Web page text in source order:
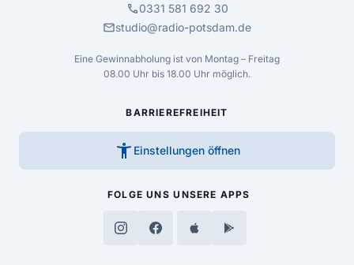
call0331 581 692 30
mailstudio@radio-potsdam.de
Eine Gewinnabholung ist von Montag – Freitag
08.00 Uhr bis 18.00 Uhr möglich.
BARRIEREFREIHEIT
accessibility_new Einstellungen öffnen
FOLGE UNS UNSERE APPS